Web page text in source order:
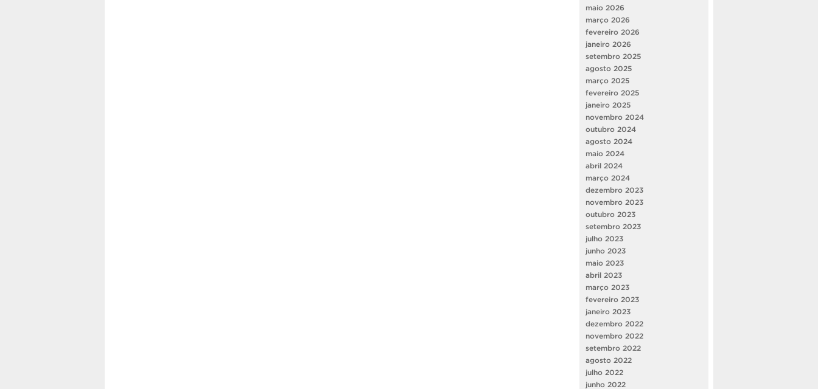
maio 2026
março 2026
fevereiro 2026
janeiro 2026
setembro 2025
agosto 2025
março 2025
fevereiro 2025
janeiro 2025
novembro 2024
outubro 2024
agosto 2024
maio 2024
abril 2024
março 2024
dezembro 2023
novembro 2023
outubro 2023
setembro 2023
julho 2023
junho 2023
maio 2023
abril 2023
março 2023
fevereiro 2023
janeiro 2023
dezembro 2022
novembro 2022
setembro 2022
agosto 2022
julho 2022
junho 2022